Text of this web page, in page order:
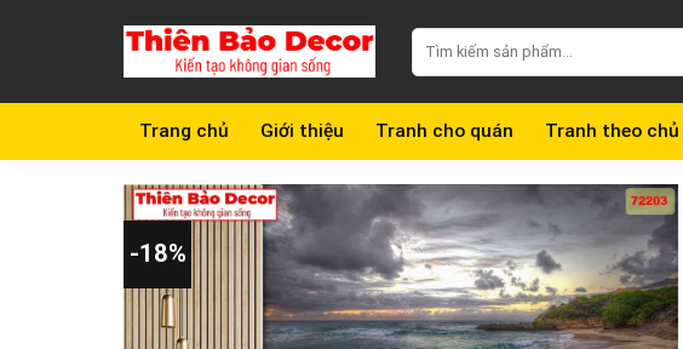
dung
Search
for:
Trang chủ Giới thiệu Tranh cho quán Tranh theo chủ
-18%